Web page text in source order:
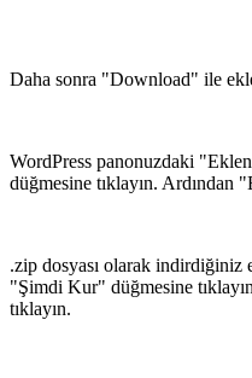
Daha sonra "Download" ile
WordPress panonuzdaki
düğmesine tıklayın. Ardından
.zip dosyası olarak indirdiğiniz
"Şimdi Kur" düğmesine
tıklayın.